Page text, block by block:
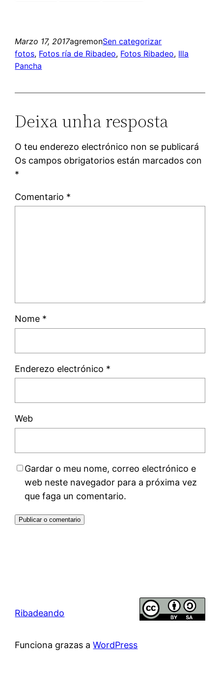
Marzo 17, 2017agremonSen categorizar
fotos, Fotos ría de Ribadeo, Fotos Ribadeo, Illa
Pancha
Deixa unha resposta
O teu enderezo electrónico non se publicará
Os campos obrigatorios están marcados con
*
Comentario *
Nome *
Enderezo electrónico *
Web
Gardar o meu nome, correo electrónico e
web neste navegador para a próxima vez
que faga un comentario.
Ribadeando
Funciona grazas aWordPress